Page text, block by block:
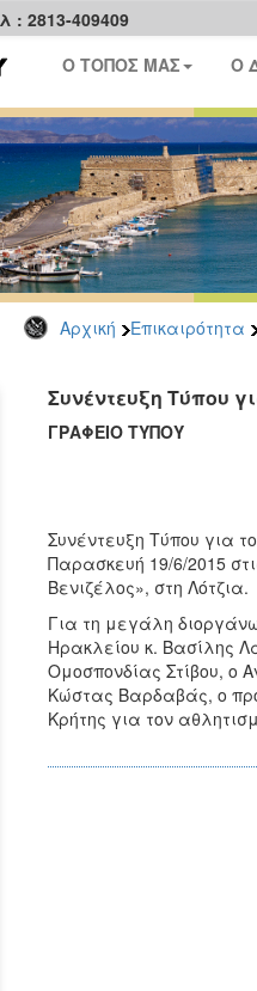
2813-409409
Ο ΤΟΠΟΣ ΜΑΣ Ο
Αρχική Επικαιρότητα
Συνέντευξη Τύπου
ΓΡΑΦΕΙΟ ΤΥΠΟΥ
Συνέντευξη Τύπου για
Παρασκευή 19/6/2015
Βενιζέλος», στη Λότζια.
Για τη μεγάλη
Ηρακλείου κ. Βασίλης
Ομοσπονδίας Στίβου, ο
Κώστας Βαρδαβάς, ο
Κρήτης για τον